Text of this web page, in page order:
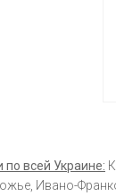
всей Украине:
Ивано-